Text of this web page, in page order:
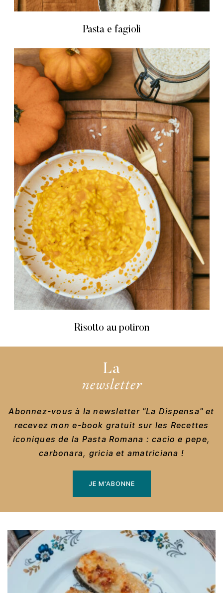
Pasta e fagioli
Risotto au potiron
La
newsletter
Abonnez-vous à la newsletter "La Dispensa" et
recevez mon e-book gratuit sur les Recettes
iconiques de la Pasta Romana : cacio e pepe,
carbonara, gricia et amatriciana !
JE M'ABONNE